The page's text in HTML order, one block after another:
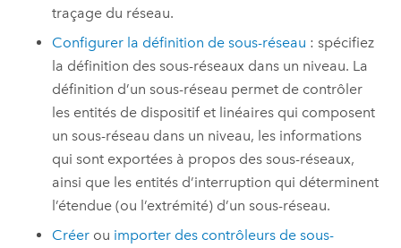
traçage du réseau.
Configurer la définition de sous-réseau : spécifiez
la définition des sous-réseaux dans un niveau. La
définition d’un sous-réseau permet de contrôler
les entités de dispositif et linéaires qui composent
un sous-réseau dans un niveau, les informations
qui sont exportées à propos des sous-réseaux,
ainsi que les entités d’interruption qui déterminent
l’étendue (ou l’extrémité) d’un sous-réseau.
Créer ou importer des contrôleurs de sous-